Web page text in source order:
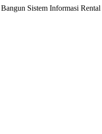
Sistem Informasi